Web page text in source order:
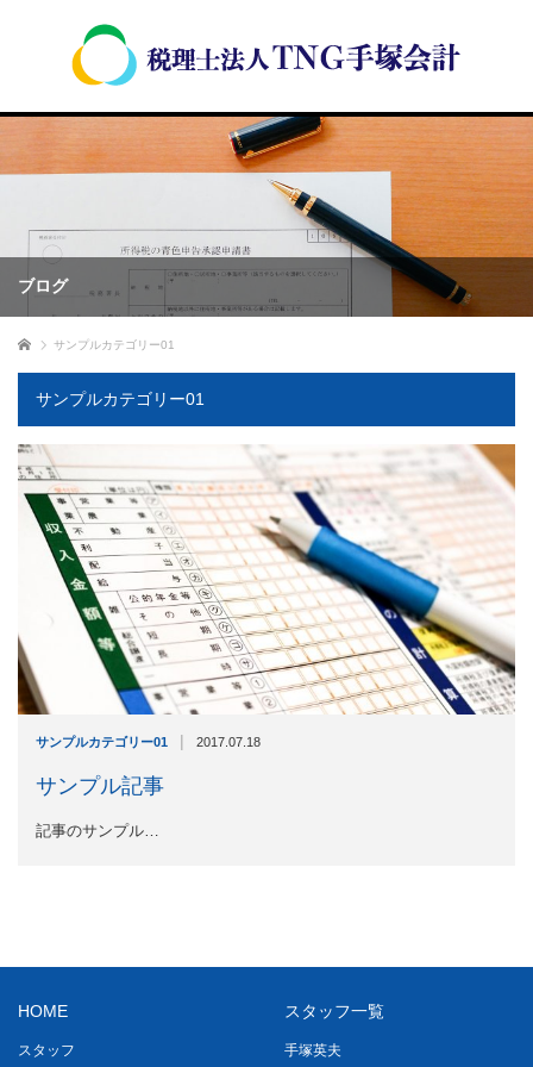
ブログ
ホーム サンプルカテゴリー01
サンプルカテゴリー01
サンプルカテゴリー01 | 2017.07.18
サンプル記事
記事のサンプル…
HOME
スタッフ
スタッフ一覧
手塚英夫